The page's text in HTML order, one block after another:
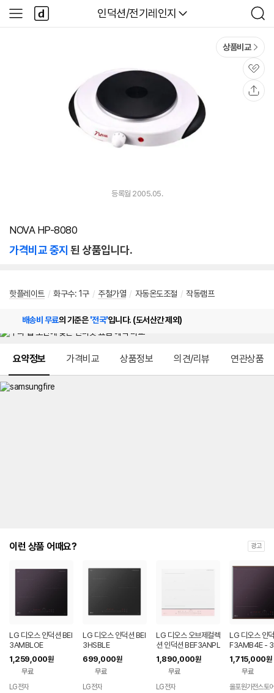
다나와
인덕션/전기레인지
검
색
사
이
다
나
와
상품비교
관
심
등록월 2005.05.
NOVA HP-8080
가격비교 중지 된 상품입니다.
핫플레이트 / 화구수: 1구 / 주철가열 / 자동온도조절 / 작동램프
배송비 무료의 기준은'전국'입니다. (도서산간 제외)
요약정보 가격비교 상품정보 의견/리뷰 연관상품
이런 상품 어때요? 광고
LG 디오스 인덕션 BEI
3AMBLOE
1,259,000원
무료
LG전자
LG 디오스 인덕션 BEI
3HSBLE
699,000원
무료
LG전자
LG 디오스 오브제컬렉
션 인덕션 BEF3ANPL
E1,890,000원
무료
LG전자
LG 디오스 인
F3AMB4E - 3
이드존
1,715,000원
무료
올포원가전스토